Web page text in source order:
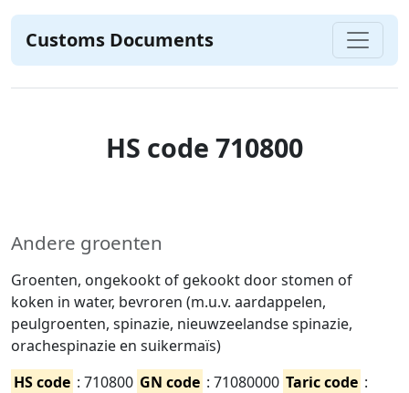
Customs Documents
HS code 710800
Andere groenten
Groenten, ongekookt of gekookt door stomen of
koken in water, bevroren (m.u.v. aardappelen,
peulgroenten, spinazie, nieuwzeelandse spinazie,
orachespinazie en suikermaïs)
HS code : 710800 GN code : 71080000 Taric code :